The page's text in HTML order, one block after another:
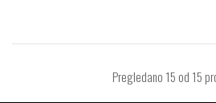
Pregledano 15 od 15